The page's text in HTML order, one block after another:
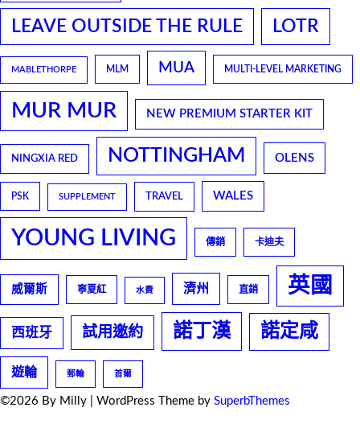
LEAVE OUTSIDE THE RULE LOTR
MABLETHORPE MLM MUA MULTI-LEVEL MARKETING
MUR MUR NEW PREMIUM STARTER KIT
NINGXIA RED NOTTINGHAM OLENS
PSK SUPPLEMENT TRAVEL WALES
YOUNG LIVING 傳銷 卡迪夫
威爾斯 寧夏紅 水費 濟州 直銷 英國
西班牙 試用邀約 諾丁漢 諾定咸
遊輪 郵輪 首爾
©2026 By Milly | WordPress Theme by SuperbThemes